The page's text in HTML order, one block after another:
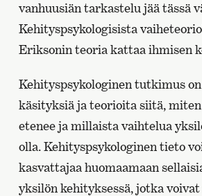
vanhuusiän tarkastelu jää tässä
Kehityspsykologisista
Eriksonin teoria kattaa ihmisen
Kehityspsykologinen tutkimus
käsityksiä ja teorioita siitä,
etenee ja millaista vaihtelua
olla. Kehityspsykologinen tieto
kasvattajaa huomaamaan
yksilön kehityksessä, jotka